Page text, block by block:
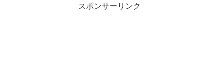
スポンサーリンク